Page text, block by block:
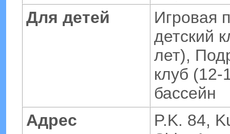
Для детей
Игровая
детский
лет),
клуб (12-
бассейн
Адрес
P.K. 84,